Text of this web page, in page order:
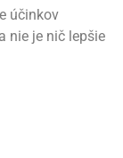
účinkov
nie je nič lepšie